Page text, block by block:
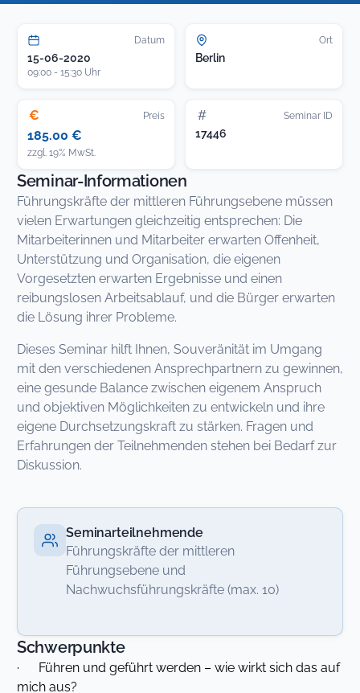
Datum
15-06-2020
09:00 - 15:30 Uhr
Ort
Berlin
€ Preis
185.00 €
zzgl. 19% MwSt.
# Seminar ID
17446
Seminar-Informationen
Führungskräfte der mittleren Führungsebene müssen
vielen Erwartungen gleichzeitig entsprechen: Die
Mitarbeiterinnen und Mitarbeiter erwarten Offenheit,
Unterstützung und Organisation, die eigenen
Vorgesetzten erwarten Ergebnisse und einen
reibungslosen Arbeitsablauf, und die Bürger erwarten
die Lösung ihrer Probleme.
Dieses Seminar hilft Ihnen, Souveränität im Umgang
mit den verschiedenen Ansprechpartnern zu gewinnen,
eine gesunde Balance zwischen eigenem Anspruch
und objektiven Möglichkeiten zu entwickeln und ihre
eigene Durchsetzungskraft zu stärken. Fragen und
Erfahrungen der Teilnehmenden stehen bei Bedarf zur
Diskussion.
Seminarteilnehmende
Führungskräfte der mittleren
Führungsebene und
Nachwuchsführungskräfte (max. 10)
Schwerpunkte
· Führen und geführt werden – wie wirkt sich das auf
mich aus?